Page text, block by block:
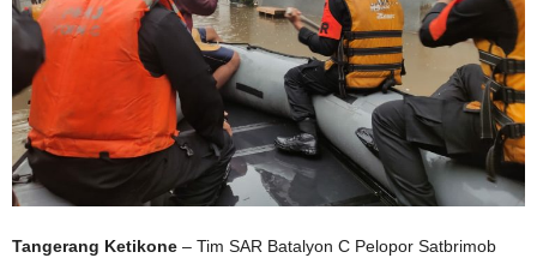
Tangerang Ketikone – Tim SAR Batalyon C Pelopor Satbrimob